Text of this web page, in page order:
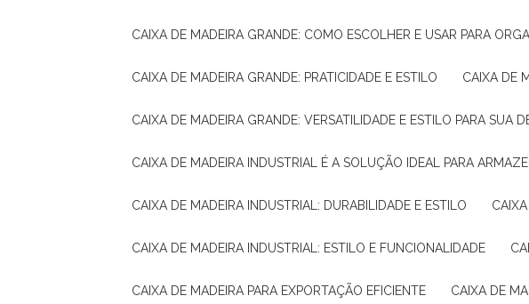
CAIXA DE MADEIRA GRANDE: COMO ESCOLHER E USAR PARA
CAIXA DE MADEIRA GRANDE: PRATICIDADE E ESTILO CAIXA DE
CAIXA DE MADEIRA GRANDE: VERSATILIDADE E ESTILO PARA SUA
CAIXA DE MADEIRA INDUSTRIAL É A SOLUÇÃO IDEAL PARA
CAIXA DE MADEIRA INDUSTRIAL: DURABILIDADE E ESTILO
CAIXA DE MADEIRA INDUSTRIAL: ESTILO E FUNCIONALIDADE
CAIXA DE MADEIRA PARA EXPORTAÇÃO EFICIENTE CAIXA DE